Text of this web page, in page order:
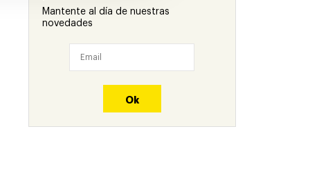
Mantente al día de nuestras
novedades